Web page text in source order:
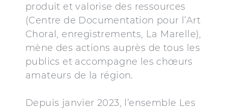
produit et valorise des ressources
(Centre de Documentation pour l’Art
Choral, enregistrements, La Marelle),
mène des actions auprès de tous les
publics et accompagne les chœurs
amateurs de la région.
Depuis janvier 2023, l’ensemble Les